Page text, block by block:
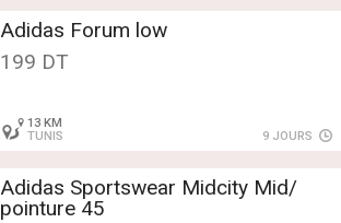
Adidas Forum low
199 DT
13 KM
TUNIS
9 JOURS
Adidas Sportswear Midcity Mid/
pointure 45